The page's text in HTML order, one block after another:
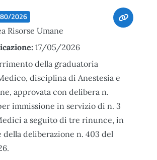
2026
Risorse Umane
17/05/2026
della graduatoria
disciplina di Anestesia e
approvata con delibera n.
immissione in servizio di n. 3
a seguito di tre rinunce, in
della deliberazione n. 403 del